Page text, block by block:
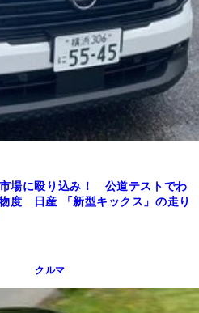
場に殴り込み！ 公道テストでわ
度 日産 「新型キックス」の走り
クルマ